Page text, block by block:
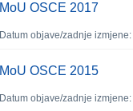
MoU OSCE 2017
Datum objave/zadnje izmjene:
MoU OSCE 2015
Datum objave/zadnje izmjene: